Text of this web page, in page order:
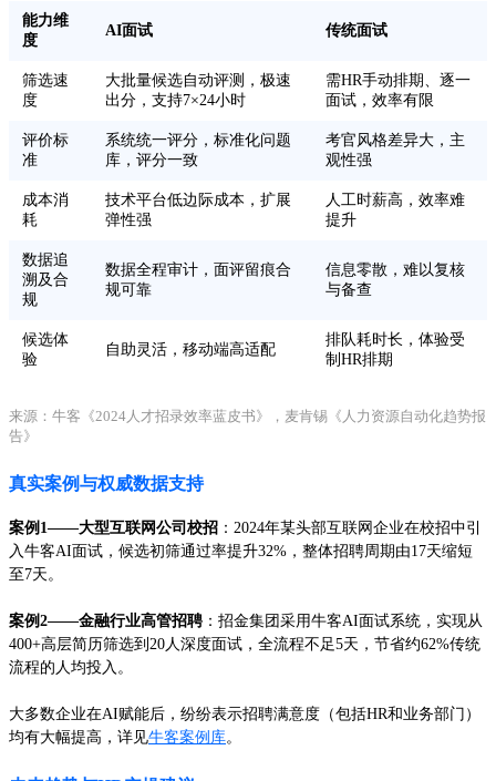
能力维
度
AI面试 传统面试
筛选速
度
大批量候选自动评测，极速
出分，支持7×24小时
需HR手动排期、逐一
面试，效率有限
评价标
准
系统统一评分，标准化问题
库，评分一致
考官风格差异大，主
观性强
成本消
耗
技术平台低边际成本，扩展
弹性强
人工时薪高，效率难
提升
数据追
溯及合
规
数据全程审计，面评留痕合
规可靠
信息零散，难以复核
与备查
候选体
验
自助灵活，移动端高适配
排队耗时长，体验受
制HR排期
来源：牛客《2024人才招录效率蓝皮书》，麦肯锡《人力资源自动化趋势报
告》
真实案例与权威数据支持
案例1——大型互联网公司校招 ：2024年某头部互联网企业在校招中引
入牛客AI面试，候选初筛通过率提升32%，整体招聘周期由17天缩短
至7天。
案例2——金融行业高管招聘 ：招金集团采用牛客AI面试系统，实现从
400+高层简历筛选到20人深度面试，全流程不足5天，节省约62%传统
流程的人均投入。
大多数企业在AI赋能后，纷纷表示招聘满意度（包括HR和业务部门）
均有大幅提高，详见牛客案例库。